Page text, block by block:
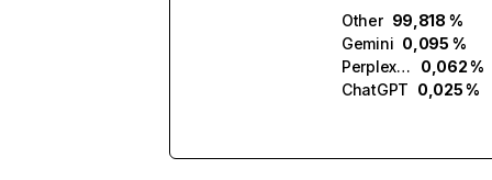
Other 99,818 %
Gemini 0,095 %
Perplexity
0,062 %
ChatGPT 0,025 %